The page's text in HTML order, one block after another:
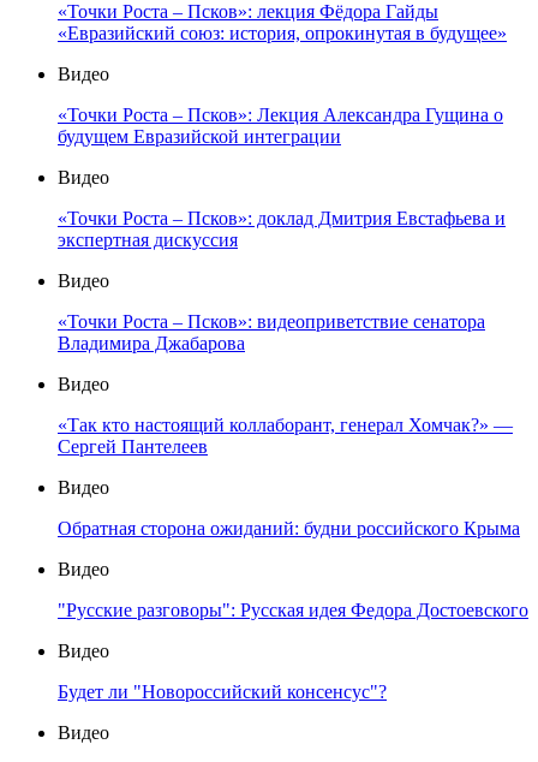
«Точки Роста – Псков»: лекция Фёдора Гайды
«Евразийский союз: история, опрокинутая в будущее»
Видео
«Точки Роста – Псков»: Лекция Александра Гущина о
будущем Евразийской интеграции
Видео
«Точки Роста – Псков»: доклад Дмитрия Евстафьева и
экспертная дискуссия
Видео
«Точки Роста – Псков»: видеоприветствие сенатора
Владимира Джабарова
Видео
«Так кто настоящий коллаборант, генерал Хомчак?» —
Сергей Пантелеев
Видео
Обратная сторона ожиданий: будни российского Крыма
Видео
"Русские разговоры": Русская идея Федора Достоевского
Видео
Будет ли "Новороссийский консенсус"?
Видео